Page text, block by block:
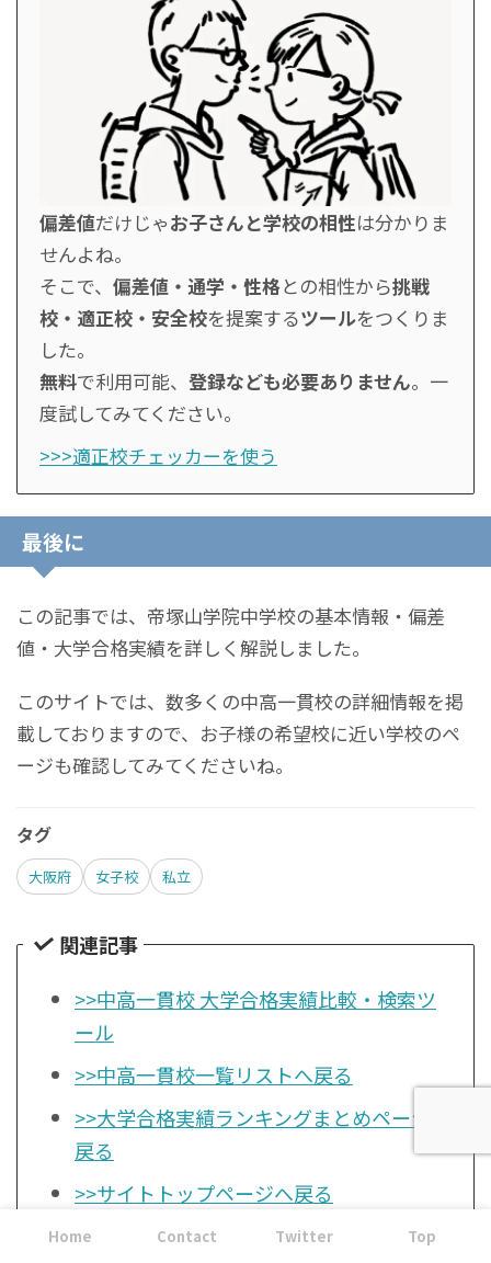
偏差値だけじゃお子さんと学校の相性は分かりま
せんよね。
そこで、 偏差値・通学・性格との相性から挑戦
校・適正校・安全校を提案するツールをつくりま
した。
無料で利用可能、 登録なども必要ありません。一
度試してみてください。
>>>適正校チェッカーを使う
最後に
この記事では、帝塚山学院中学校の基本情報・偏差
値・大学合格実績を詳しく解説しました。
このサイトでは、数多くの中高一貫校の詳細情報を掲
載しておりますので、お子様の希望校に近い学校のペ
ージも確認してみてくださいね。
タグ
大阪府 女子校 私立
関連記事
>>中高一貫校 大学合格実績比較・検索ツ
ール
>>中高一貫校一覧リストへ戻る
>>大学合格実績ランキングまとめページへ
戻る
>>サイトトップページへ戻る
Home Contact Twitter Top